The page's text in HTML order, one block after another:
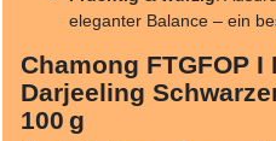
eleganter Balance – ein
Chamong FTGFOP I
Darjeeling
100 g